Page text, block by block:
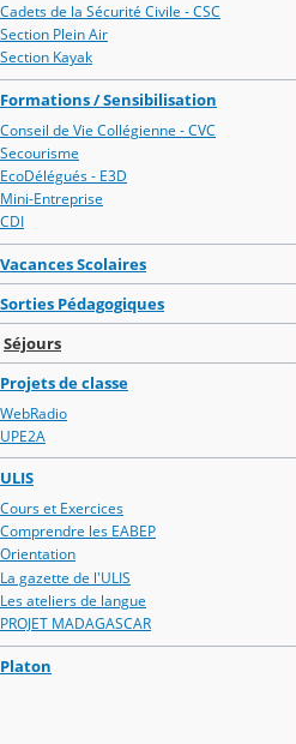
Cadets de la Sécurité Civile - CSC
Section Plein Air
Section Kayak
Formations / Sensibilisation
Conseil de Vie Collégienne - CVC
Secourisme
EcoDélégués - E3D
Mini-Entreprise
CDI
Vacances Scolaires
Sorties Pédagogiques
Séjours
Projets de classe
WebRadio
UPE2A
ULIS
Cours et Exercices
Comprendre les EABEP
Orientation
La gazette de l'ULIS
Les ateliers de langue
PROJET MADAGASCAR
Platon